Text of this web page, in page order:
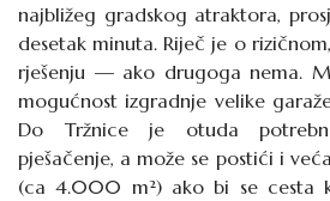
najbližeg gradskog atraktora,
desetak minuta. Riječ je o
rješenju — ako drugoga nema.
mogućnost izgradnje velike
Do Tržnice je otuda
pješačenje, a može se postići i
(ca 4.000 m²) ako bi se cesta